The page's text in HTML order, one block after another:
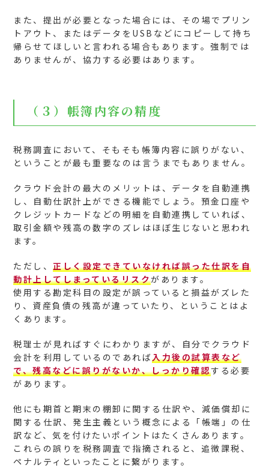
また、提出が必要となった場合には、その場でプリン
トアウト、またはデータをUSBなどにコピーして持ち
帰らせてほしいと言われる場合もあります。強制では
ありませんが、協力する必要はあります。
（３）帳簿内容の精度
税務調査において、そもそも帳簿内容に誤りがない、
ということが最も重要なのは言うまでもありません。
クラウド会計の最大のメリットは、データを自動連携
し、自動仕訳計上ができる機能でしょう。預金口座や
クレジットカードなどの明細を自動連携していれば、
取引金額や残高の数字のズレはほぼ生じないと思われ
ます。
ただし、正しく設定できていなければ誤った仕訳を自
動計上してしまっているリスクがあります。
使用する勘定科目の設定が誤っていると損益がズレた
り、資産負債の残高が違っていたり、ということはよ
くあります。
税理士が見ればすぐにわかりますが、自分でクラウド
会計を利用しているのであれば入力後の試算表など
で、残高などに誤りがないか、しっかり確認する必要
があります。
他にも期首と期末の棚卸に関する仕訳や、減価償却に
関する仕訳、発生主義という概念による「帳端」の仕
訳など、気を付けたいポイントはたくさんあります。
これらの誤りを税務調査で指摘されると、追徴課税、
ペナルティといったことに繋がります。